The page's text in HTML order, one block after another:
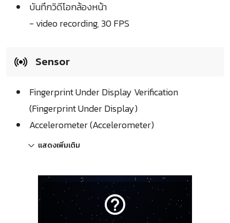
บันทึกวิดีโอกล้องหน้า
- video recording, 30 FPS
Sensor
Fingerprint Under Display Verification
(Fingerprint Under Display)
Accelerometer (Accelerometer)
แสดงเพิ่มเติม
help_outline